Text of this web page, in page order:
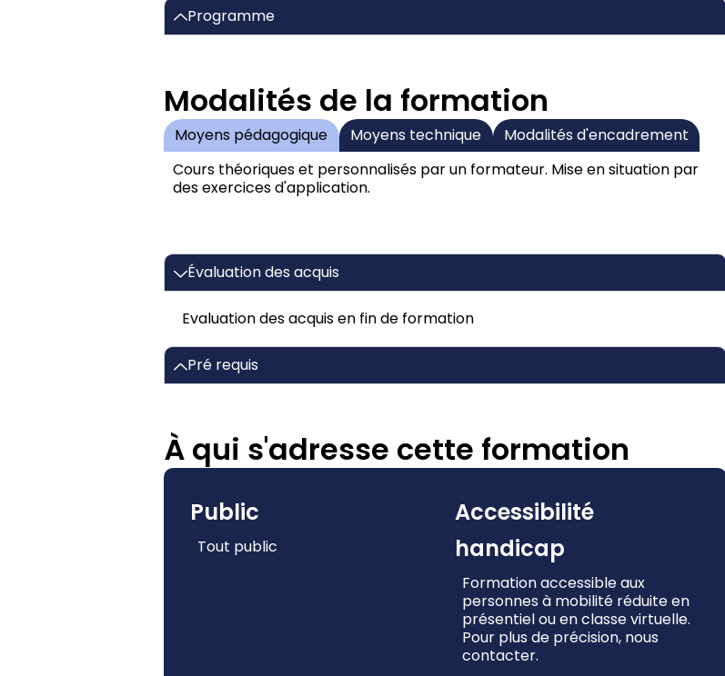
Programme
Modalités de la formation
Moyens pédagogique Moyens technique
Modalités d'encadrement
Cours théoriques et personnalisés par un formateur. Mise en situation par
des exercices d'application.
Évaluation des acquis
Evaluation des acquis en fin de formation
Pré requis
À qui s'adresse cette formation
Public
Tout public
Accessibilité
handicap
Formation accessible aux
personnes à mobilité réduite en
présentiel ou en classe virtuelle.
Pour plus de précision, nous
contacter.